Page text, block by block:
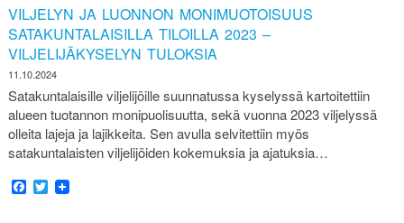
VILJELYN JA LUONNON MONIMUOTOISUUS
SATAKUNTALAISILLA TILOILLA 2023 –
VILJELIJÄKYSELYN TULOKSIA
11.10.2024
Satakuntalaisille viljelijöille suunnatussa kyselyssä kartoitettiin
alueen tuotannon monipuolisuutta, sekä vuonna 2023 viljelyssä
olleita lajeja ja lajikkeita. Sen avulla selvitettiin myös
satakuntalaisten viljelijöiden kokemuksia ja ajatuksia…
Facebook
Twitter